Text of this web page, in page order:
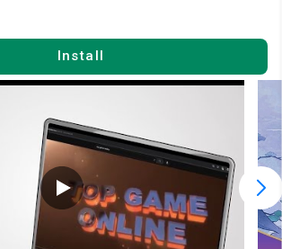
Install